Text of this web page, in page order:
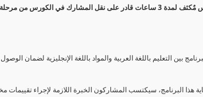
كورس مٌكثف لمدة 3 ساعات قادر على نقل المشارك في الكورس
بين التعليم باللغة العربية والمواد باللغة الإنجليزية
هذا البرنامج، سيكتسب المشاركون الخبرة اللازمة لإجراء